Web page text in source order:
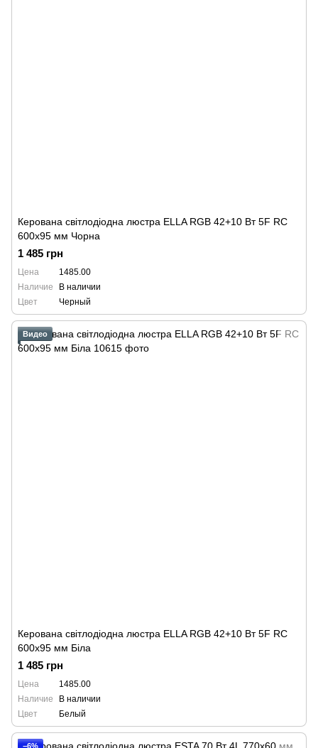
Керована світлодіодна люстра ELLA RGB 42+10 Вт 5F RC
600x95 мм Чорна
1 485 грн
Цена
1485.00
Наличие
В наличии
Цвет
Черный
Видео
Керована світлодіодна люстра ELLA RGB 42+10 Вт 5F RC
600x95 мм Біла
1 485 грн
Цена
1485.00
Наличие
В наличии
Цвет
Белый
−6%